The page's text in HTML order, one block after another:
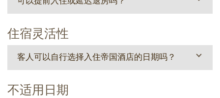
住宿灵活性
客人可以自行选择入住帝国酒店的日期吗？
不适用日期